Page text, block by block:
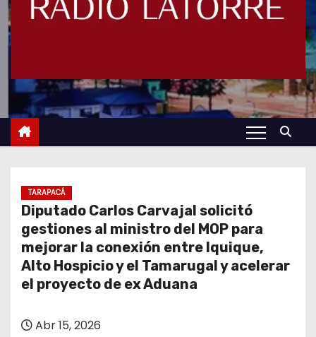
TARAPACÁ
Diputado Carlos Carvajal solicitó
gestiones al ministro del MOP para
mejorar la conexión entre Iquique,
Alto Hospicio y el Tamarugal y acelerar
el proyecto de ex Aduana
Abr 15, 2026